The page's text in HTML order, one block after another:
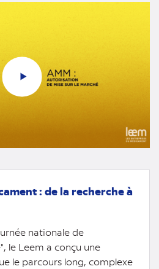
: de la recherche à
nationale de
le Leem a conçu une
le parcours long, complexe